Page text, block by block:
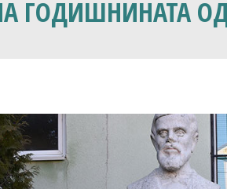
ГОДИШНИНАТА